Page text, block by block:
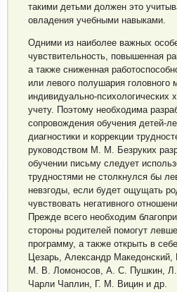
такими детьми должен это
овладения учебными навыками.
Одними из наиболее важных
чувствительность, повышенная
а также сниженная
или левого полушария
индивидуально-психологических
учету. Поэтому необходима
сопровождения обучения детей-
диагностики и коррекции
руководством М. М. Безруких
обучении письму следует
трудностями не столкнулся бы
невзгоды, если будет ощущать
чувствовать негативного
Прежде всего необходим
стороны родителей помогут
программу, а также открыть в
Цезарь, Александр
М. В. Ломоносов, А. С. Пушкин,
Чарли Чаплин, Г. М. Вицин и др.